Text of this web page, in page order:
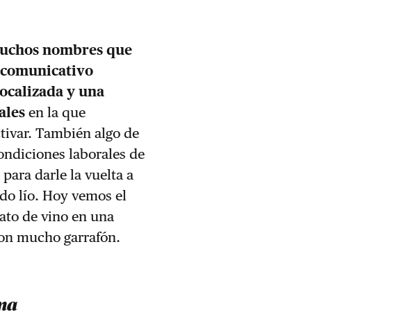
nombres que
y una
en la que
También algo de
laborales de
darle la vuelta a
lío. Hoy vemos el
de vino en una
mucho garrafón.